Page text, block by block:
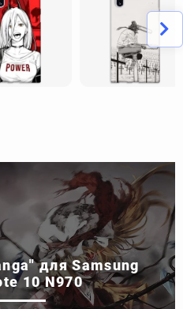
для Samsung
10 N970